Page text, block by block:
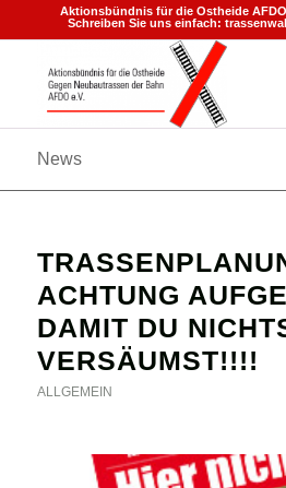
Aktionsbündnis für die Ostheide AFDO
Schreiben Sie uns einfach:
News
ACHTUNG
DAMIT DU
VERSÄUMST!!!!
ALLGEMEIN